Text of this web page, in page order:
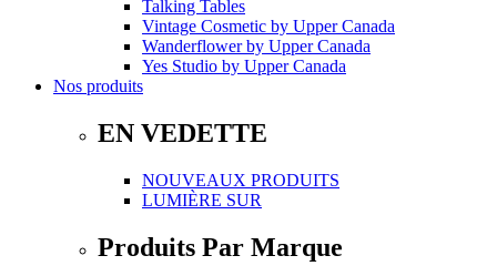
Talking Tables
Vintage Cosmetic by Upper Canada
Wanderflowerby Upper Canada
Yes Studio by Upper Canada
Nos produits
EN VEDETTE
NOUVEAUX PRODUITS
LUMIÈRE SUR
Produits Par Marque